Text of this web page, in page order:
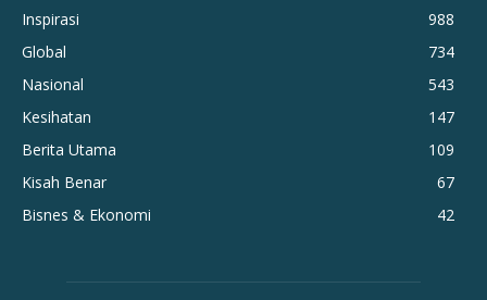
Inspirasi
988
Global
734
Nasional
543
Kesihatan
147
Berita Utama
109
Kisah Benar
67
Bisnes & Ekonomi
42